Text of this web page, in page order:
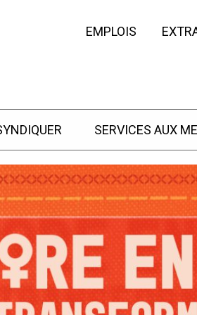
EMPLOIS
SERVICES AUX